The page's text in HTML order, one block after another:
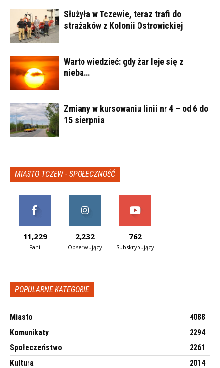
Służyła w Tczewie, teraz trafi do
strażaków z Kolonii Ostrowickiej
Warto wiedzieć: gdy żar leje się z
nieba…
Zmiany w kursowaniu linii nr 4 – od 6 do
15 sierpnia
MIASTO TCZEW - SPOŁECZNOŚĆ
11,229
Fani
2,232
Obserwujący
762
Subskrybujący
POPULARNE KATEGORIE
Miasto
4088
Komunikaty
2294
Społeczeństwo
2261
Kultura
2014